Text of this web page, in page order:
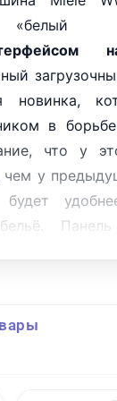
новинка,
в борьбе
что у
чем у
Панель